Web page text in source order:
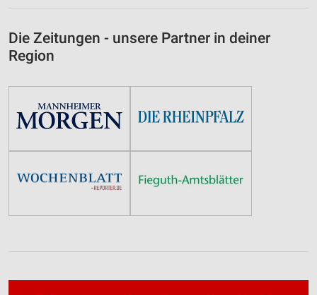
Die Zeitungen - unsere Partner in deiner
Region